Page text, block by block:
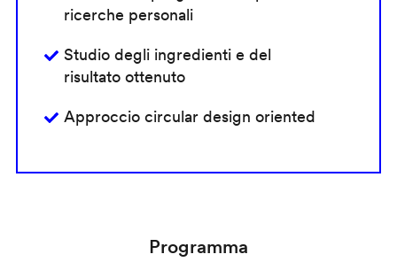
ricerche personali
Studio degli ingredienti e del
risultato ottenuto
Approccio circular design oriented
Programma